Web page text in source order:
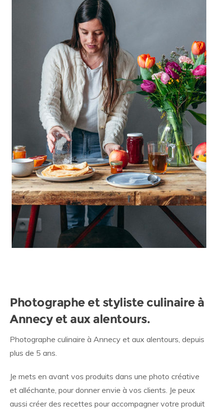
Photographe et styliste culinaire à
Annecy et aux alentours.
Photographe culinaire à Annecy et aux alentours, depuis
plus de 5 ans.
Je mets en avant vos produits dans une photo créative
et alléchante, pour donner envie à vos clients. Je peux
aussi créer des recettes pour accompagner votre produit